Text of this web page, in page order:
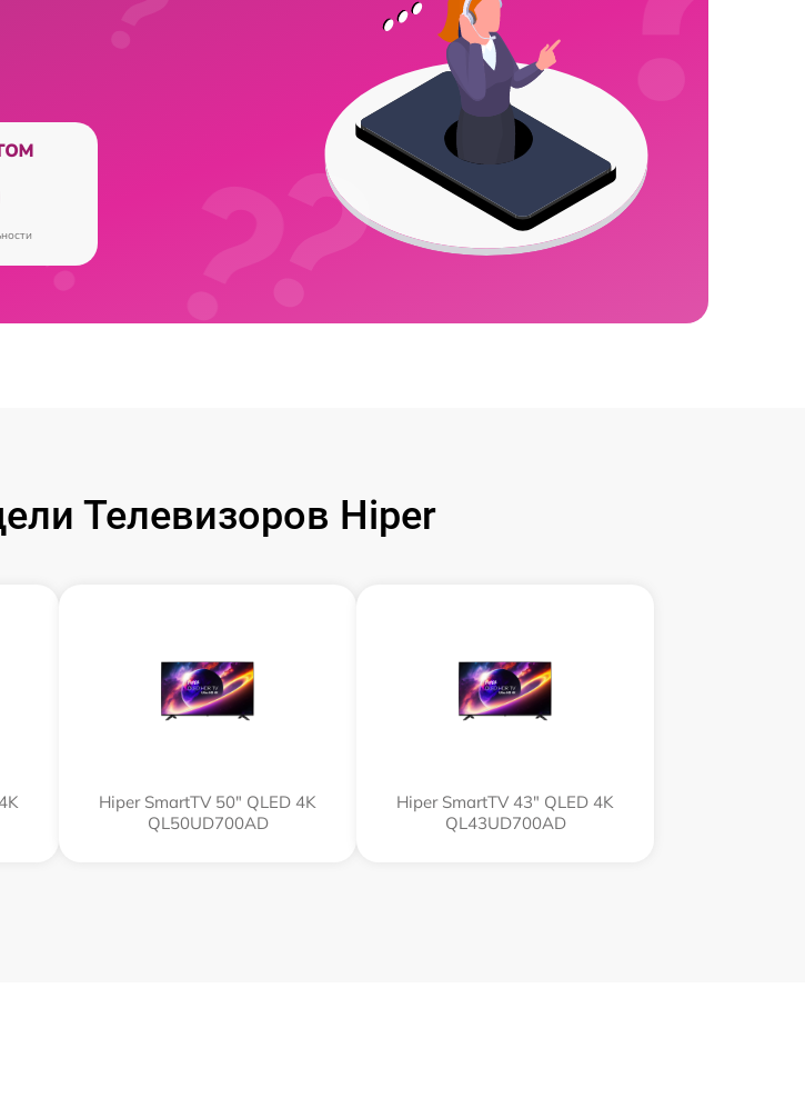
Телевизоров Hiper
Hiper SmartTV 50" QLED 4K
QL50UD700AD
Hiper SmartTV 43" QLED 4K
QL43UD700AD